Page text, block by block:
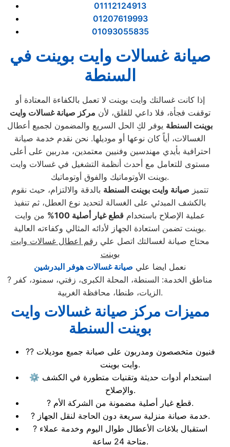
01112124913
01207619993
01093055835
صيانة غسالات وايت بوينت في
السنطة
إذا كانت غسالتك وايت بوينت لا تعمل بالكفاءة المعتادة أو
توقفت فجأة، فلا داعي للقلق، لأن مركز صيانة غسالات وايت
بوينت السنطة يوفر لكِ الحل السريع والمضمون لجميع أعطال
الغسالات، أياً كان نوعها أو موديلها. نحن نقدم خدمة صيانة
احترافية بأيدي مهندسين وفنيين معتمدين، مدربين على أعلى
مستوى للتعامل مع أحدث أنظمة التشغيل في غسالات وايت
بوينت الأوتوماتيك والفوق أوتوماتيك.
تتميز صيانة وايت بوينت السنطة بالدقة والالتزام، حيث نقوم
بالكشف المبدئي على الغسالة لتحديد نوع العطل، ثم تنفيذ
عملية الإصلاح باستخدامقطع غيار أصلية 100 % من وايت
بوينت تضمن استعادة الجهاز لأدائه المثالي وكفاءته العالية.
محتاج صيانة لغسالتك اتصل علي رقم اعطال غسالات وايت
بوينت
نعمل ايضا علي صيانة غسالات هوفر البدرشين
? مناطق الخدمة: السنطة، المحلة الكبرى، زفتي، سمنود، كفر
الزيات، طنطا، محافظة الغربية.
مميزات مركز صيانة غسالات وايت
بوينت السنطة
?‍? فنيون متخصصون ومدربون على صيانة جميع موديلات
وايت بوينت.
⚙️ استخدام أدوات حديثة وتقنيات متطورة في الكشف
والإصلاح.
? قطع غيار أصلية مضمونة من الشركة الأم.
? خدمة صيانة منزلية سريعة دون الحاجة لنقل الجهاز.
? استقبال بلاغات الأعطال طوال اليوم وخدمة عملاء
متاحة 24 ساعة.